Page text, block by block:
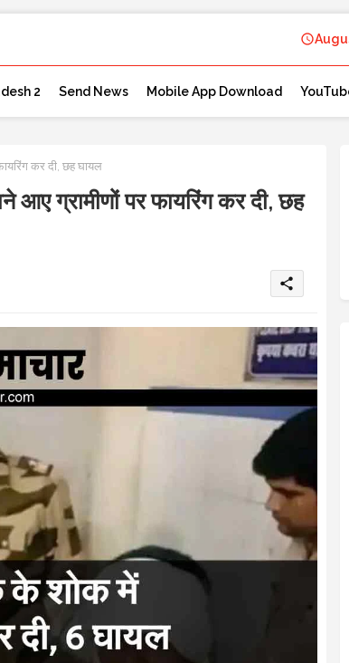
2 Send News Mobile App Download
कर दी, छह घायल
ग्रामीणों पर फायरिंग कर दी, छह
share